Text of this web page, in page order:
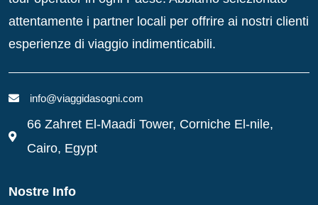
attentamente i partner locali per offrire ai nostri clienti
esperienze di viaggio indimenticabili.
info@viaggidasogni.com
66 Zahret El-Maadi Tower, Corniche El-nile,
Cairo, Egypt
Nostre Info